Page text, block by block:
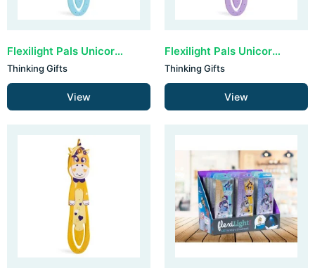
Flexilight Pals Unicorn - Blue
Thinking Gifts
View
Flexilight Pals Unicorn - Purple
Thinking Gifts
View